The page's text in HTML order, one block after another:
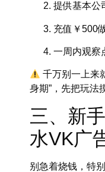
提供基本公
充值￥500
一周内观察
千万别一上来
身期”，先把玩法
三、新
水VK广
别急着烧钱，特